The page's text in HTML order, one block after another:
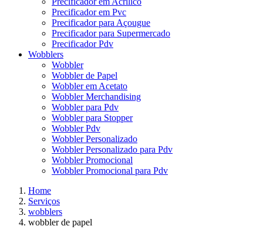
Precificador em Pvc
Precificador para Açougue
Precificador para Supermercado
Precificador Pdv
Wobblers
Wobbler
Wobbler de Papel
Wobbler em Acetato
Wobbler Merchandising
Wobbler para Pdv
Wobbler para Stopper
Wobbler Pdv
Wobbler Personalizado
Wobbler Personalizado para Pdv
Wobbler Promocional
Wobbler Promocional para Pdv
Home
Serviços
wobblers
wobbler de papel